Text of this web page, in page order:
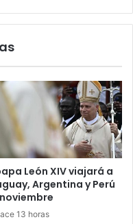
León XIV viajará a
Argentina y Perú
13 horas